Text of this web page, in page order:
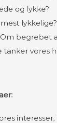
og lykke?
lykkelige?
begrebet
tanker vores